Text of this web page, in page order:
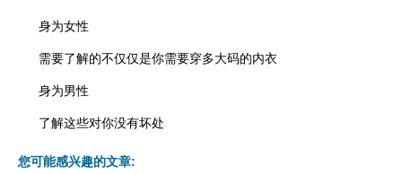
身为女性
需要了解的不仅仅是你需要穿多大码的内衣
身为男性
了解这些对你没有坏处
您可能感兴趣的文章: